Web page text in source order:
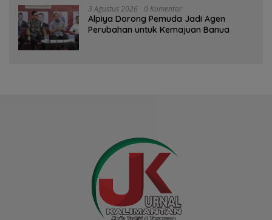
3 Agustus 2026 0 Komentar
‎Alpiya Dorong Pemuda Jadi Agen
Perubahan untuk Kemajuan Banua ‎